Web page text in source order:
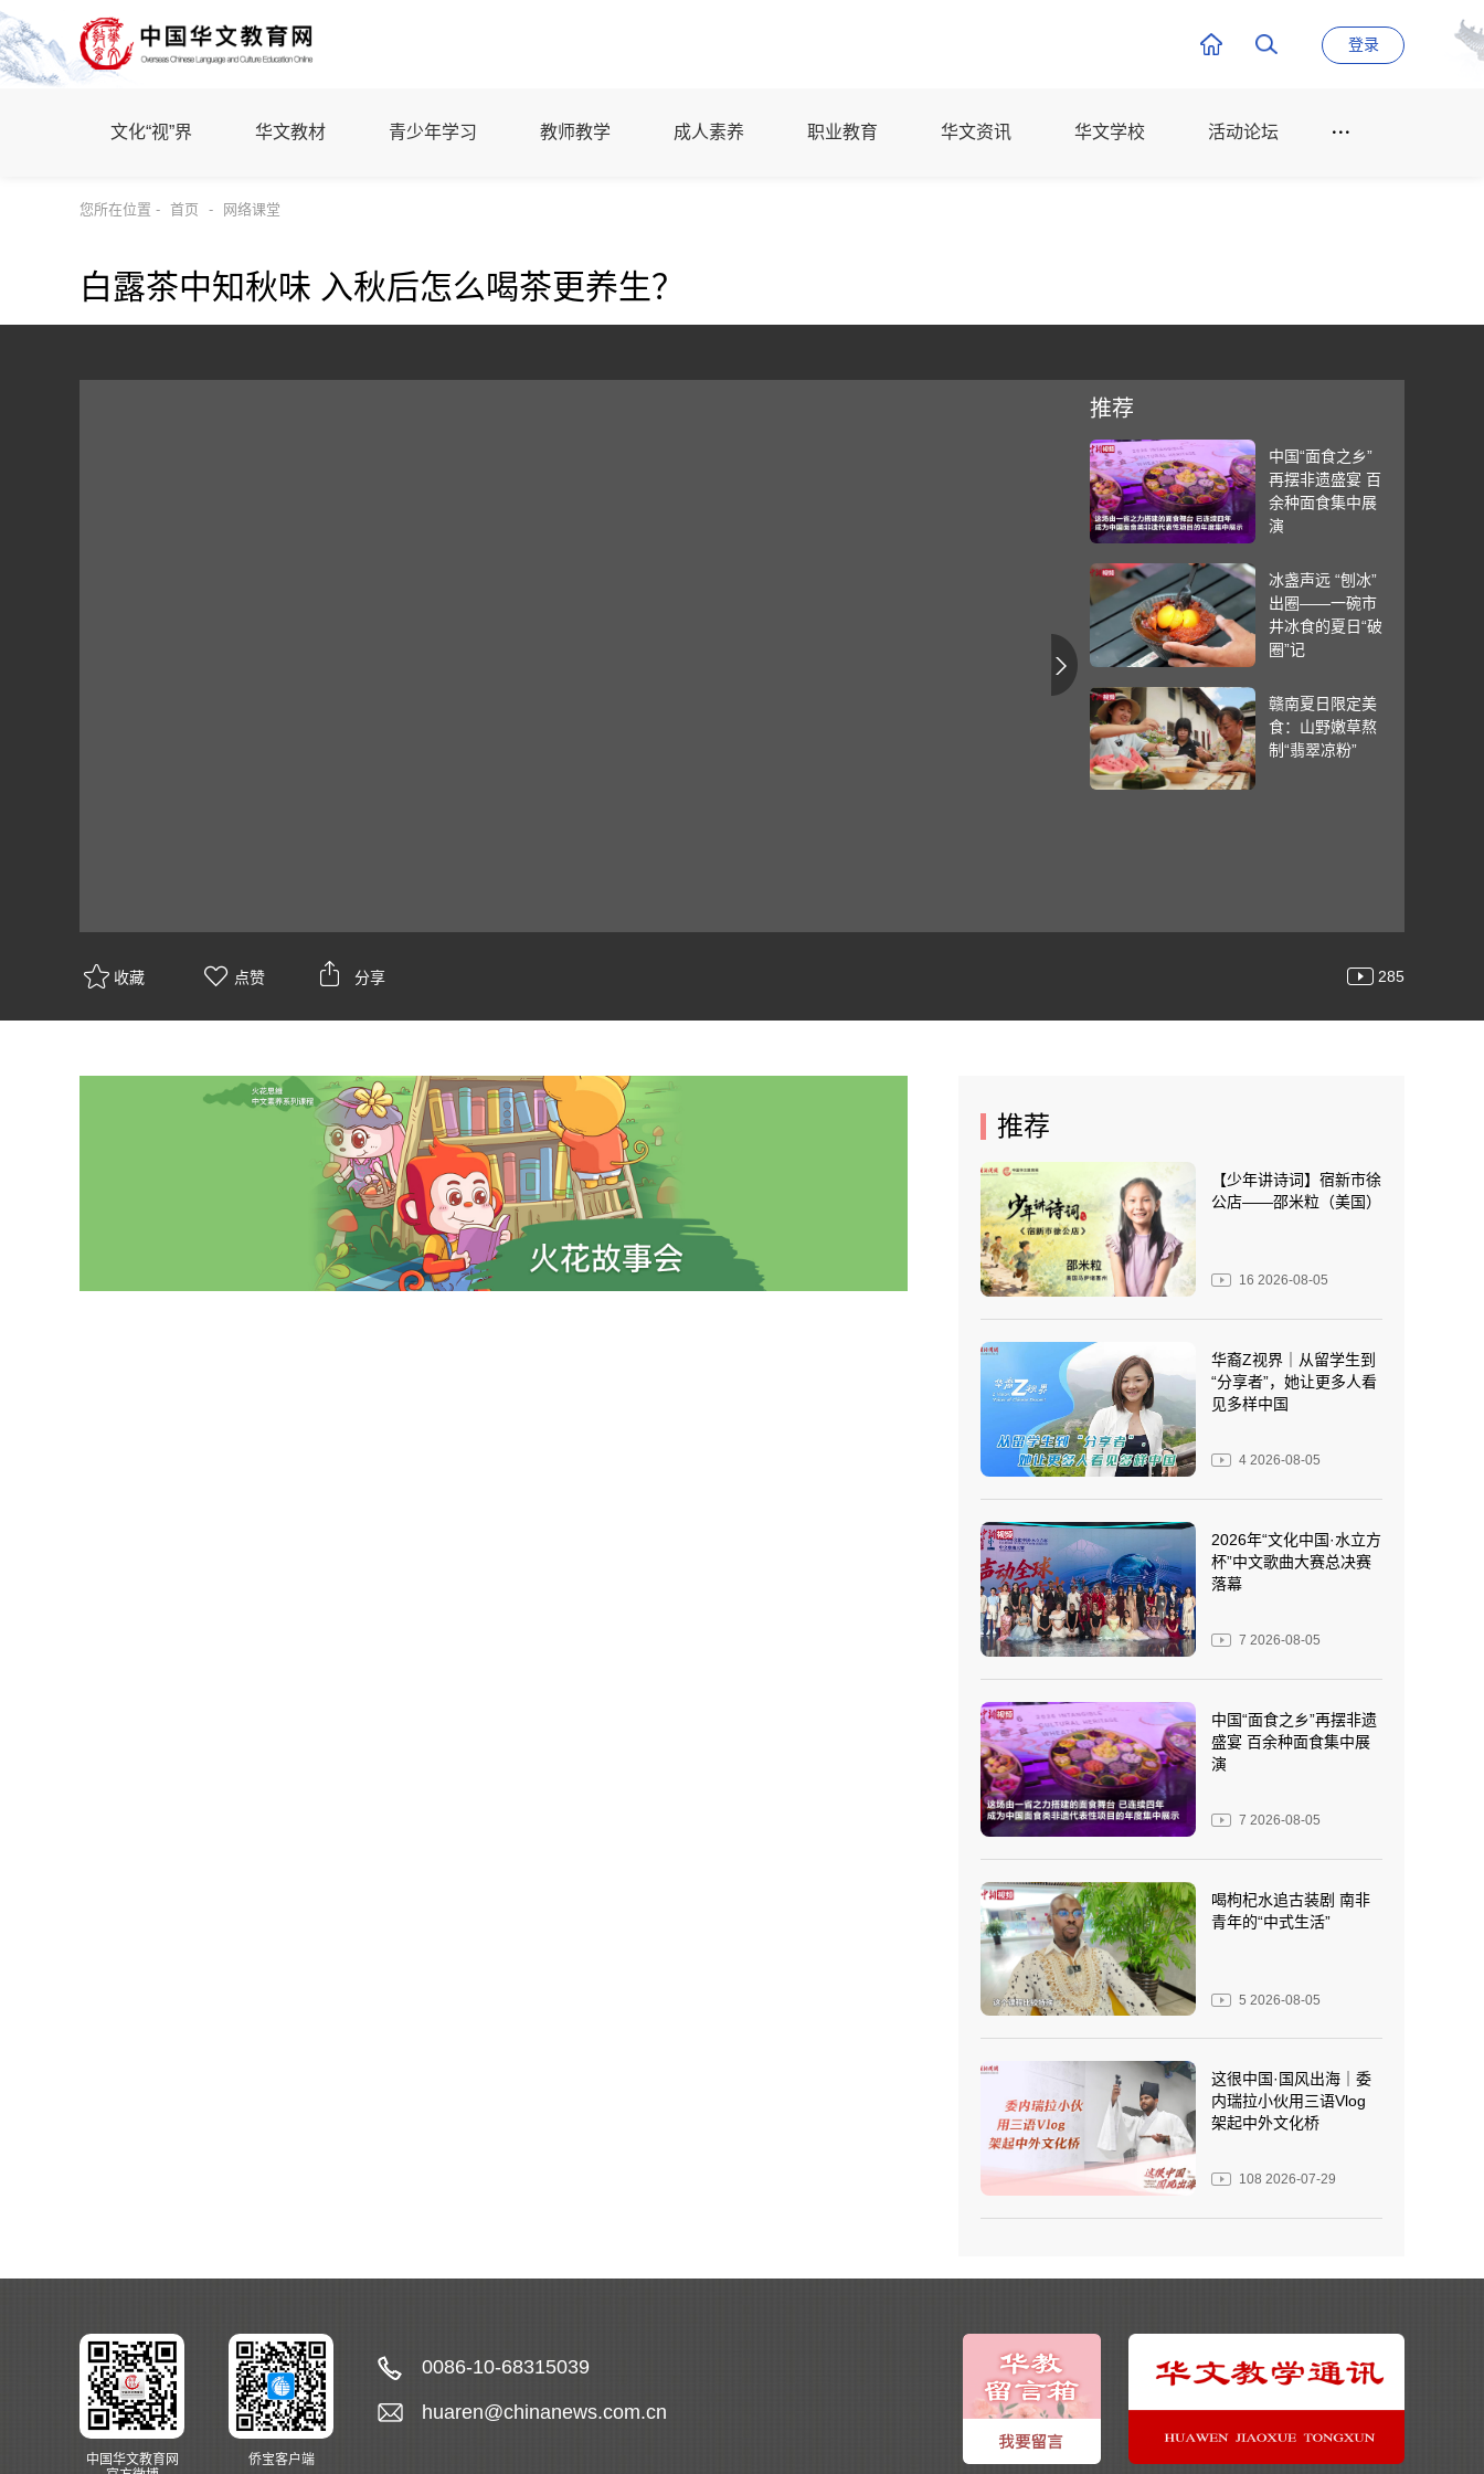
登录
文化“视”界 华文教材 青少年学习 教师教学 成人素养 职业教育 华文资讯 华文学校 活动论坛
您所在位置 - 首页 - 网络课堂
白露茶中知秋味 入秋后怎么喝茶更养生？
推荐
中国“面食之乡”
再摆非遗盛宴 百
余种面食集中展
演
冰盏声远 “刨冰”
出圈——一碗市
井冰食的夏日“破
圈”记
赣南夏日限定美
食：山野嫩草熬
制“翡翠凉粉”
收藏 点赞 分享 285
推荐
【少年讲诗词】宿新市徐
公店——邵米粒（美国）
16 2026-08-05
华裔Z视界｜从留学生到
“分享者”，她让更多人看
见多样中国
4 2026-08-05
2026年“文化中国·水立方
杯”中文歌曲大赛总决赛
落幕
7 2026-08-05
中国“面食之乡”再摆非遗
盛宴 百余种面食集中展
演
7 2026-08-05
喝枸杞水追古装剧 南非
青年的“中式生活”
5 2026-08-05
这很中国·国风出海｜委
内瑞拉小伙用三语Vlog
架起中外文化桥
108 2026-07-29
中国华文教育网
侨宝客户端
0086-10-68315039
huaren@chinanews.com.cn